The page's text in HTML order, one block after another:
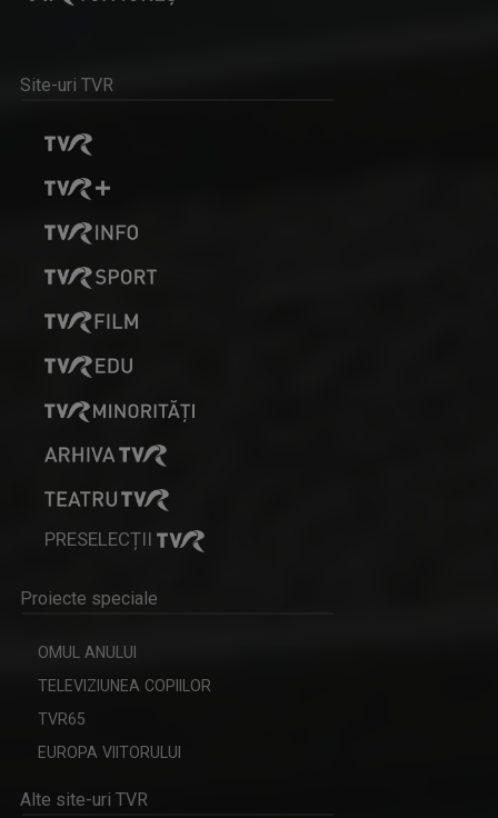
Site-uri TVR
PRESELECȚII
Proiecte speciale
OMUL ANULUI
TELEVIZIUNEA COPIILOR
TVR65
EUROPA VIITORULUI
Alte site-uri TVR